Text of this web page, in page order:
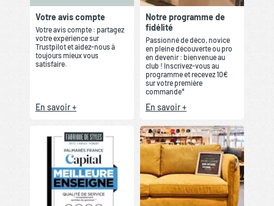
Votre avis compte
Votre avis compte : partagez
votre expérience sur
Trustpilot et aidez-nous à
toujours mieux vous
satisfaire.
En savoir +
Notre programme de
fidélité
Passionné de déco, novice
en pleine découverte ou pro
en devenir : bienvenue au
club ! Inscrivez-vous au
programme et recevez 10€
sur votre première
commande*
En savoir +